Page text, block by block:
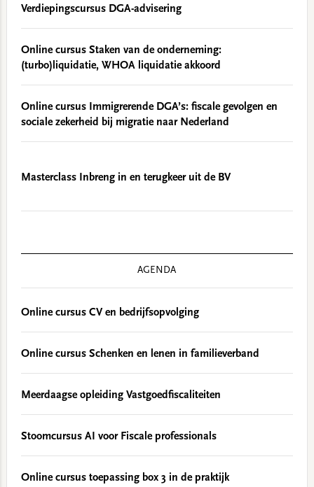
Verdiepingscursus DGA-advisering
Online cursus Staken van de onderneming:
(turbo)liquidatie, WHOA liquidatie akkoord
Online cursus Immigrerende DGA’s: fiscale gevolgen en
sociale zekerheid bij migratie naar Nederland
Masterclass Inbreng in en terugkeer uit de BV
AGENDA
Online cursus CV en bedrijfsopvolging
Online cursus Schenken en lenen in familieverband
Meerdaagse opleiding Vastgoedfiscaliteiten
Stoomcursus AI voor Fiscale professionals
Online cursus toepassing box 3 in de praktijk